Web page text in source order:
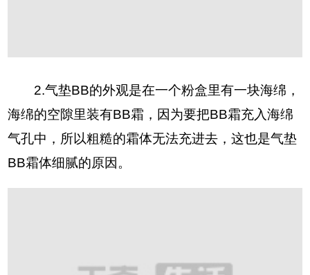
2.气垫BB的外观是在一个粉盒里有一块海绵，
海绵的空隙里装有BB霜，因为要把BB霜充入海绵
气孔中，所以粗糙的霜体无法充进去，这也是气垫
BB霜体细腻的原因。